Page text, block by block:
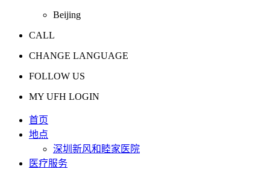
Beijing
CALL
CHANGE LANGUAGE
FOLLOW US
MY UFH LOGIN
首页
地点
深圳新风和睦家医院
医疗服务